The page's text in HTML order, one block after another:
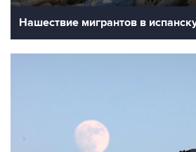
Нашествие мигрантов в